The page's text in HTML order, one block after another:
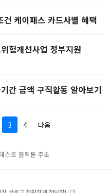
케이패스 카드사별 혜택
험개선사업 정부지원
간 금액 구직활동 알아보기
3 4 다음
스트 블랙툰 주소